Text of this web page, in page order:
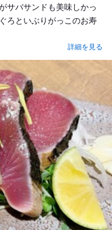
サバサンドも美味しかっ
ろといぶりがっこのお寿
詳細を見る